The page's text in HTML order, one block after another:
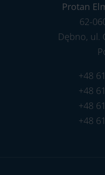
Protan
62-
Dębno, ul.
+48
+48
+48
+48